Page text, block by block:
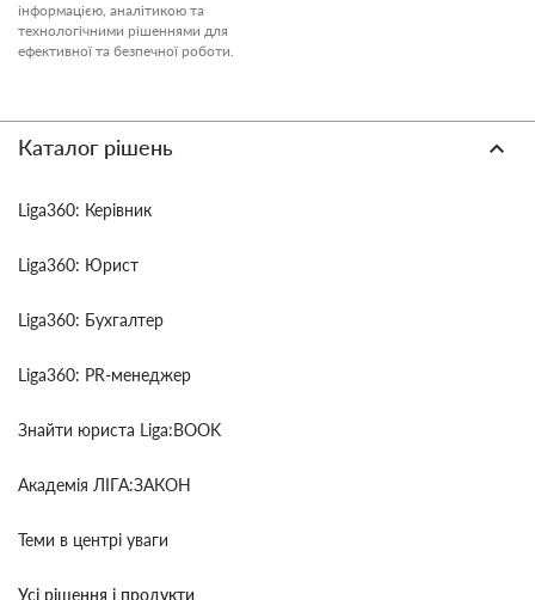
інформацією, аналітикою та
технологічними рішеннями для
ефективної та безпечної роботи.
Каталог рішень
Liga360: Керівник
Liga360: Юрист
Liga360: Бухгалтер
Liga360: PR-менеджер
Знайти юриста Liga:BOOK
Академія ЛІГА:ЗАКОН
Теми в центрі уваги
Усі рішення і продукти